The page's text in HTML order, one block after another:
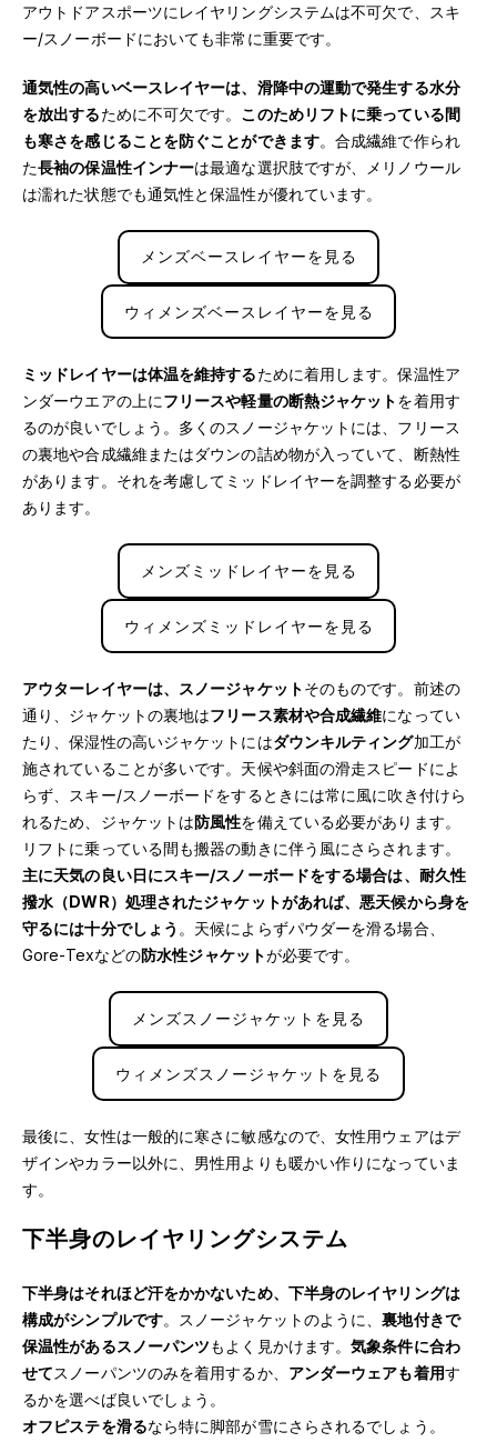
アウトドアスポーツにレイヤリングシステムは不可欠で、スキ
ー/スノーボードにおいても非常に重要です。
通気性の高いベースレイヤーは、滑降中の運動で発生する水分
を放出するために不可欠です。 このためリフトに乗っている間
も寒さを感じることを防ぐことができます。合成繊維で作られ
た長袖の保温性インナーは最適な選択肢ですが、メリノウール
は濡れた状態でも通気性と保温性が優れています。
メンズベースレイヤーを見る
ウィメンズベースレイヤーを見る
ミッドレイヤーは体温を維持するために着用します。保温性ア
ンダーウエアの上にフリースや軽量の断熱ジャケットを着用す
るのが良いでしょう。多くのスノージャケットには、フリース
の裏地や合成繊維またはダウンの詰め物が入っていて、断熱性
があります。それを考慮してミッドレイヤーを調整する必要が
あります。
メンズミッドレイヤーを見る
ウィメンズミッドレイヤーを見る
アウターレイヤーは、スノージャケットそのものです。前述の
通り、ジャケットの裏地はフリース素材や合成繊維になってい
たり、保湿性の高いジャケットにはダウンキルティング加工が
施されていることが多いです。天候や斜面の滑走スピードによ
らず、スキー/スノーボードをするときには常に風に吹き付けら
れるため、ジャケットは防風性を備えている必要があります。
リフトに乗っている間も搬器の動きに伴う風にさらされます。
主に天気の良い日にスキー/スノーボードをする場合は、耐久性
撥水（DWR）処理されたジャケットがあれば、悪天候から身を
守るには十分でしょう 。天候によらずパウダーを滑る場合、
Gore-Texなどの防水性ジャケットが必要です。
メンズスノージャケットを見る
ウィメンズスノージャケットを見る
最後に、女性は一般的に寒さに敏感なので、女性用ウェアはデ
ザインやカラー以外に、男性用よりも暖かい作りになっていま
す。
下半身のレイヤリングシステム
下半身はそれほど汗をかかないため、下半身のレイヤリングは
構成がシンプルです。スノージャケットのように、裏地付きで
保温性があるスノーパンツもよく見かけます。気象条件に合わ
せてスノーパンツのみを着用するか、 アンダーウェアも着用す
るかを選べば良いでしょう。
オフピステを滑るなら特に脚部が雪にさらされるでしょう。